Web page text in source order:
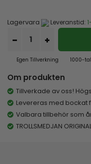
Lagervara Leveranstid:
Egen Tillverkning 1000-
Om produkten
Tillverkade av oss!
Levereras med bockat
Valbara tillbehör som
TROLLSMEDJAN